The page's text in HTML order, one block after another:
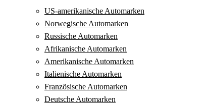
US-amerikanische Automarken
Norwegische Automarken
Russische Automarken
Afrikanische Automarken
Amerikanische Automarken
Italienische Automarken
Französische Automarken
Deutsche Automarken